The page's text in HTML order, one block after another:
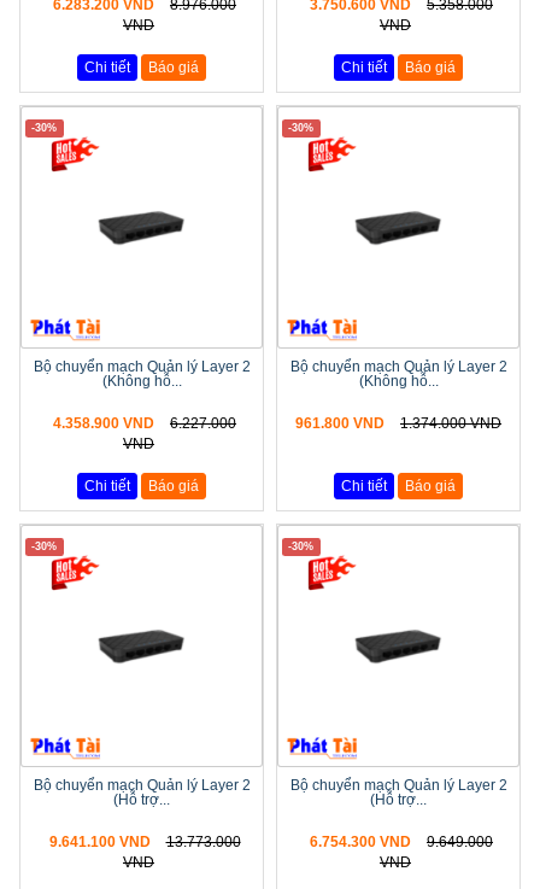
6.283.200 VND
8.976.000
VND
Chi tiết Báo giá
3.750.600 VND
5.358.000
VND
Chi tiết Báo giá
-30%
Bộ chuyển mạch Quản lý Layer 2
(Không hỗ...
4.358.900 VND
6.227.000
VND
Chi tiết Báo giá
-30%
Bộ chuyển mạch Quản lý Layer 2
(Không hỗ...
961.800 VND 1.374.000 VND
Chi tiết Báo giá
-30%
Bộ chuyển mạch Quản lý Layer 2
(Hỗ trợ...
9.641.100 VND
13.773.000
VND
-30%
Bộ chuyển mạch Quản lý Layer 2
(Hỗ trợ...
6.754.300 VND
9.649.000
VND